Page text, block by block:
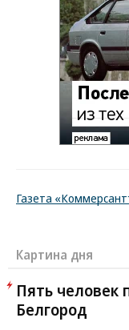
Газета
Картина дня
Пять человек
Белгород